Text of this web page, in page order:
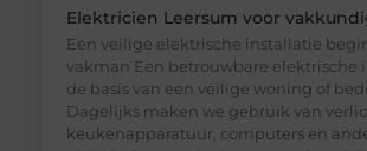
Elektricien Leersum voor
Een veilige elektrische installatie
vakman Een betrouwbare elektrische
de basis van een veilige woning of
Dagelijks maken we gebruik van
keukenapparatuur, computers en